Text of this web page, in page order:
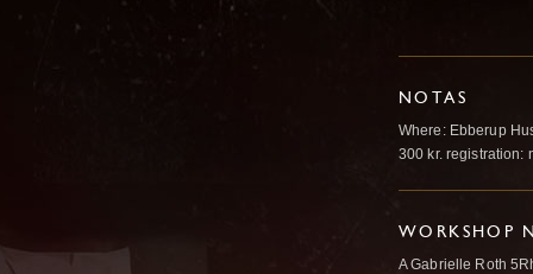
NOTAS
Where: Ebberup
300 kr. registration:
WORKSHOP
A Gabrielle Roth